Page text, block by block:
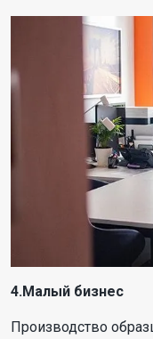
4.Малый бизнес
Производство